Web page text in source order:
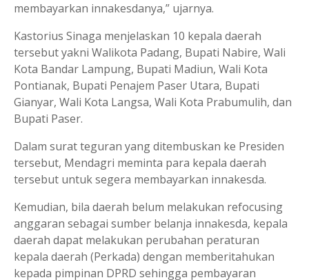
membayarkan innakesdanya,” ujarnya.
Kastorius Sinaga menjelaskan 10 kepala daerah
tersebut yakni Walikota Padang, Bupati Nabire, Wali
Kota Bandar Lampung, Bupati Madiun, Wali Kota
Pontianak, Bupati Penajem Paser Utara, Bupati
Gianyar, Wali Kota Langsa, Wali Kota Prabumulih, dan
Bupati Paser.
Dalam surat teguran yang ditembuskan ke Presiden
tersebut, Mendagri meminta para kepala daerah
tersebut untuk segera membayarkan innakesda.
Kemudian, bila daerah belum melakukan refocusing
anggaran sebagai sumber belanja innakesda, kepala
daerah dapat melakukan perubahan peraturan
kepala daerah (Perkada) dengan memberitahukan
kepada pimpinan DPRD sehingga pembayaran